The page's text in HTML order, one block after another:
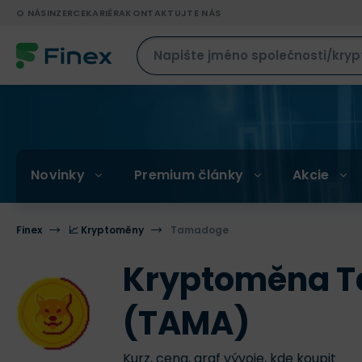
O NÁSINZERCEKARIÉRAKONTAKTUJTE NÁS
Novinky Premium články Akcie
Finex 📈 Kryptoměny Tamadoge
Kryptoměna
(TAMA)